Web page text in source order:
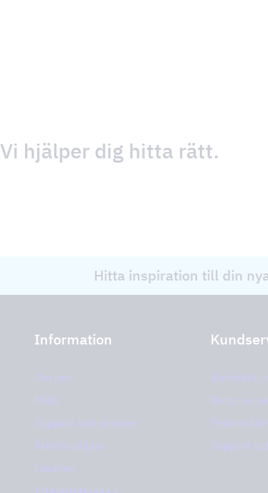
Vi hjälper dig hitta rätt.
Hitta inspiration till din
Information
Om oss
Miljö
Support och service
Återförsäljare
Cookies
Kontakta
Retur av
Support